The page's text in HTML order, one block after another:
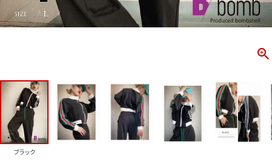
ス
ー
新作
トップス
ボトムス
ブラック